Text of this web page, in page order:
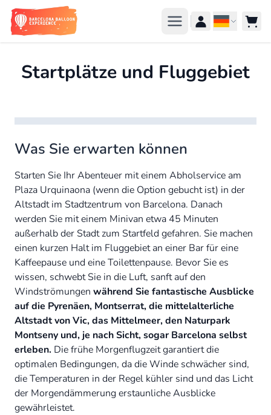
Zum Inhalt springen
Sprache
Startplätze und Fluggebiet
Was Sie erwarten können
Starten Sie Ihr Abenteuer mit einem Abholservice am
Plaza Urquinaona (wenn die Option gebucht ist) in der
Altstadt im Stadtzentrum von Barcelona. Danach
werden Sie mit einem Minivan etwa 45 Minuten
außerhalb der Stadt zum Startfeld gefahren. Sie machen
einen kurzen Halt im Fluggebiet an einer Bar für eine
Kaffeepause und eine Toilettenpause. Bevor Sie es
wissen, schwebt Sie in die Luft, sanft auf den
Windströmungen während Sie fantastische Ausblicke
auf die Pyrenäen, Montserrat, die mittelalterliche
Altstadt von Vic, das Mittelmeer, den Naturpark
Montseny und, je nach Sicht, sogar Barcelona selbst
erleben. Die frühe Morgenflugzeit garantiert die
optimalen Bedingungen, da die Winde schwächer sind,
die Temperaturen in der Regel kühler sind und das Licht
der Morgendämmerung erstaunliche Ausblicke
gewährleistet.